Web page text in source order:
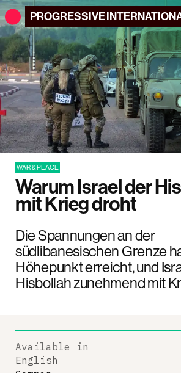
PROGRESSIVE
WAR & PEACE
Warum Israel der
mit Krieg droht
Die Spannungen an der
südlibanesischen Grenze
Höhepunkt erreicht, und
Hisbollah zunehmend mit
Available in
English